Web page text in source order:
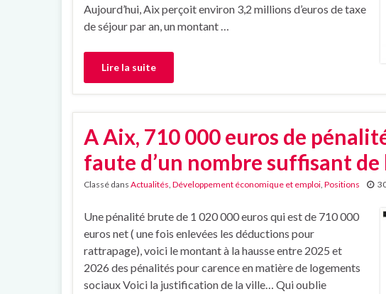
Aujourd’hui, Aix perçoit environ 3,2 millions d’euros de taxe
de séjour par an, un montant …
Lire la suite
A Aix, 710 000 euros de
faute d’un nombre suffisant
Classé dans Actualités, Développement économique et emploi, Positions
Une pénalité brute de 1 020 000 euros qui est de 710 000
euros net ( une fois enlevées les déductions pour
rattrapage), voici le montant à la hausse entre 2025 et
2026 des pénalités pour carence en matière de logements
sociaux Voici la justification de la ville… Qui oublie